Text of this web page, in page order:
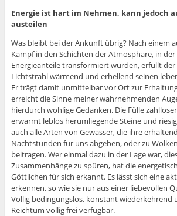
Energie ist hart im Nehmen, kann jedoch
austeilen
Was bleibt bei der Ankunft übrig? Nach einem
Kampf in den Schichten der Atmosphäre, in
Energieanteile transformiert wurden, erfüllt
Lichtstrahl wärmend und erhellend seinen
Er trägt damit unmittelbar vor Ort zur
erreicht die Sinne meiner wahrnehmenden
hierdurch wohlige Gedanken. Die Fülle
erwärmt leblos herumliegende Steine und
auch alle Arten von Gewässer, die ihre
Nachtstunden für uns abgeben, oder zu
beitragen. Wer einmal dazu in der Lage war,
Zusammenhänge zu spüren, hat die
Göttlichen für sich erkannt. Es lässt sich eine
erkennen, so wie sie nur aus einer liebevollen
Völlig bedingungslos, konstant wiederkehrend
Reichtum völlig frei verfügbar.